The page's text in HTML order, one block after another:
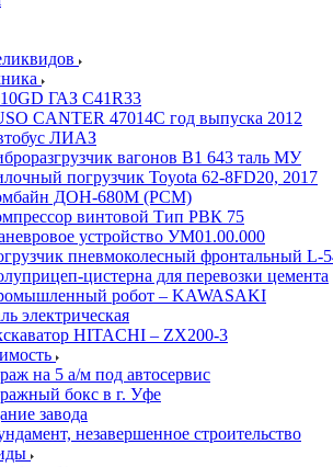
ГАЗ С41R33
CANTER 47014C год выпуска 2012
ЛИАЗ
вагонов В1 643 таль МУ
погрузчик Toyota 62-8FD20, 2017
ДОН-680М (РСМ)
винтовой Тип РВК 75
устройство УМ01.00.000
пневмоколесный фронтальный L-
цистерна для перевозки цемента
робот – KAWASAKI
электрическая
HITACHI – ZX200-3
на 5 а/м под автосервис
бокс в г. Уфе
завода
незавершенное строительство